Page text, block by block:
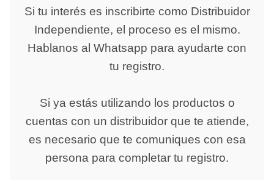
Si tu interés es inscribirte como Distribuidor
Independiente, el proceso es el mismo.
Hablanos al Whatsapp para ayudarte con
tu registro.
Si ya estás utilizando los productos o
cuentas con un distribuidor que te atiende,
es necesario que te comuniques con esa
persona para completar tu registro.